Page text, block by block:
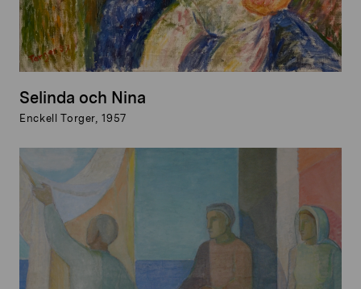
Selinda och Nina
Enckell Torger, 1957